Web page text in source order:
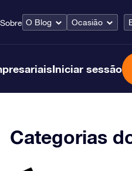
Sobre O Blog Ocasião
Iniciar sessão
Categorias